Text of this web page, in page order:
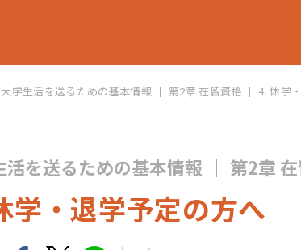
大学生活を送るための基本情報 第2章 在留資格 4. 休学
活を送るための基本情報 第2章
学・退学予定の方へ